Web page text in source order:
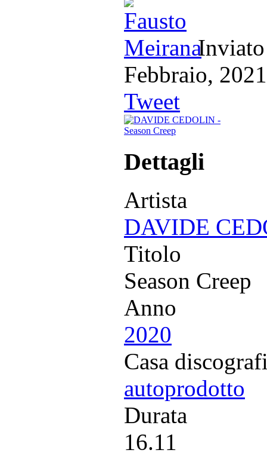
Febbraio,
Tweet
Dettagli
Artista
DAVIDE
Titolo
Season Creep
Anno
2020
Casa
autoprodotto
Durata
16.11